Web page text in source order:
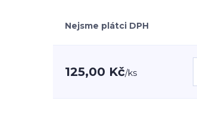
Nejsme plátci DPH
125,00 Kč/ks